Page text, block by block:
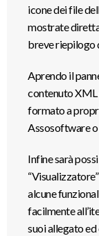
icone dei file
mostrate
breve riepilogo
Aprendo il
contenuto XML
formato a
Assosoftware o
Infine sarà
alcune
facilmente
suoi allegato